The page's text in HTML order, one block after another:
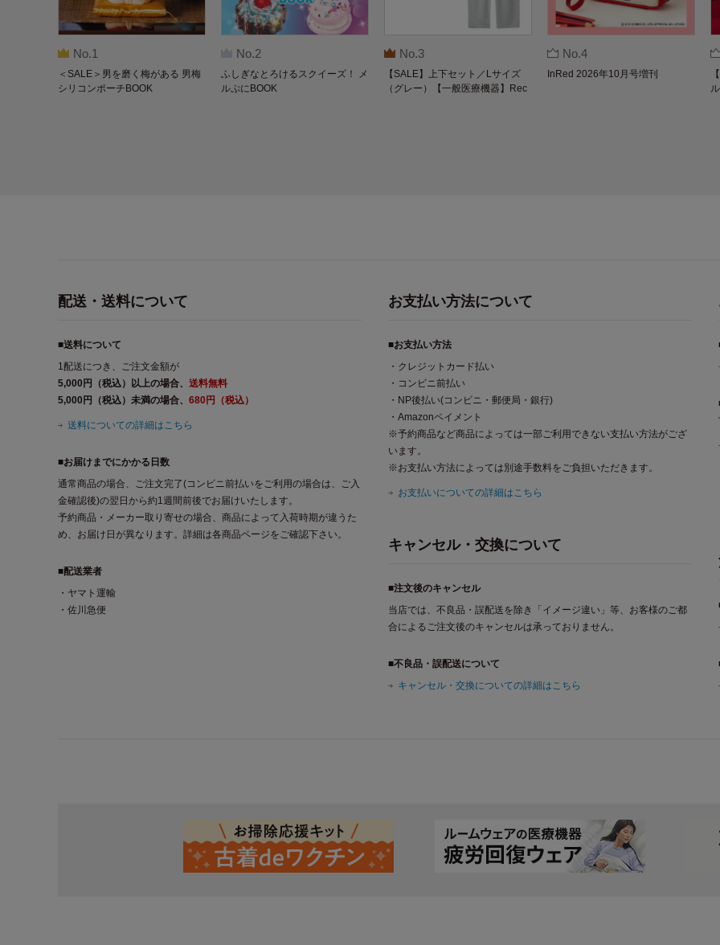
No.1
＜SALE＞男を磨く梅がある 男梅
シリコンポーチBOOK
No.2
ふしぎなとろけるスクイーズ！ メ
ルぷにBOOK
No.3
【SALE】上下セット／Lサイズ
（グレー）【一般医療機器】Rec
No.4
InRed 2026年10月号増刊
配送・送料について
■送料について
1配送につき、ご注文金額が
5,000円（税込）以上の場合、 送料無料
5,000円（税込）未満の場合、 680円（税込）
送料についての詳細はこちら
■お届けまでにかかる日数
通常商品の場合、ご注文完了(コンビニ前払いをご利用の場合は、ご入
金確認後)の翌日から約1週間前後でお届けいたします。
予約商品・メーカー取り寄せの場合、商品によって入荷時期が違うた
め、お届け日が異なります。詳細は各商品ページをご確認下さい。
■配送業者
・ヤマト運輸
・佐川急便
お支払い方法について
■お支払い方法
・クレジットカード払い
・コンビニ前払い
・NP後払い(コンビニ・郵便局・銀行)
・Amazonペイメント
※予約商品など商品によっては一部ご利用できない支払い方法がござ
います。
※お支払い方法によっては別途手数料をご負担いただきます。
お支払いについての詳細はこちら
キャンセル・交換について
■注文後のキャンセル
当店では、不良品・誤配送を除き「イメージ違い」等、お客様のご都
合によるご注文後のキャンセルは承っておりません。
■不良品・誤配送について
キャンセル・交換についての詳細はこちら